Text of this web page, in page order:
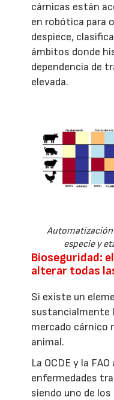
cárnicas están
en robótica para
despiece,
ámbitos donde
dependencia de
elevada.
especie y
Bioseguridad:
alterar todas
Si existe un
sustancialmente
mercado cárnico
animal.
La OCDE y la
enfermedades
siendo uno de